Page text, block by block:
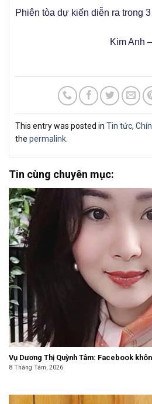
Phiên tòa dự kiến diễn ra trong
Kim Anh
This entry was posted in Tin tức,
the permalink
Tin cùng chuyên mục:
Vụ Dương Thị Quỳnh Tâm: Facebook
8 Tháng Tám, 2026